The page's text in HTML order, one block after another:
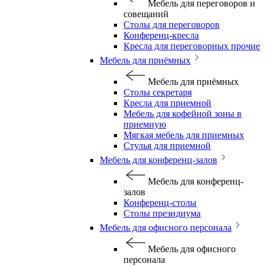
Мебель для переговоров и
совещаний
Столы для переговоров
Конференц-кресла
Кресла для переговорных прочие
Мебель для приёмных
Мебель для приёмных
Столы секретаря
Кресла для приемной
Мебель для кофейной зоны в
приемную
Мягкая мебель для приемных
Стулья для приемной
Мебель для конференц-залов
Мебель для конференц-
залов
Конференц-столы
Столы президиума
Мебель для офисного персонала
Мебель для офисного
персонала